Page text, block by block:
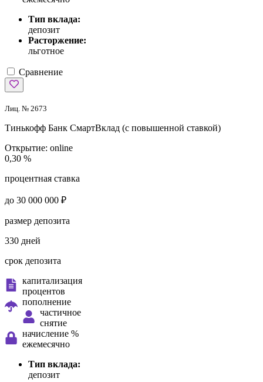
Тип вклада:
депозит
Расторжение:
льготное
Сравнение
Лиц. № 2673
Тинькофф Банк СмартВклад (с повышенной ставкой)
Открытие: online
0,30 %
процентная ставка
до 30 000 000 ₽
размер депозита
330 дней
срок депозита
капитализация
процентов
пополнение
частичное
снятие
начисление %
ежемесячно
Тип вклада:
депозит